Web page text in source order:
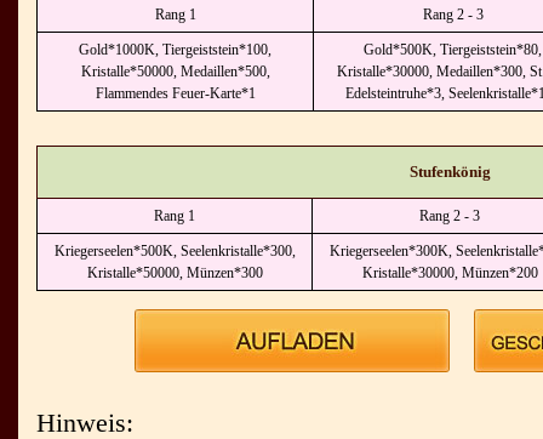
Rang 1 Rang 2 - 3
Gold*1000K, Tiergeiststein*100,
Kristalle*50000, Medaillen*500,
Flammendes Feuer-Karte*1
Gold*500K, Tiergeiststein*80,
Kristalle*30000, Medaillen*300,
Edelsteintruhe*3,
Stufenkönig
Rang 1 Rang 2 - 3
Kriegerseelen*500K, Seelenkristalle*300,
Kristalle*50000, Münzen*300
Kriegerseelen*300K,
Kristalle*30000, Münzen*200
Hinweis: